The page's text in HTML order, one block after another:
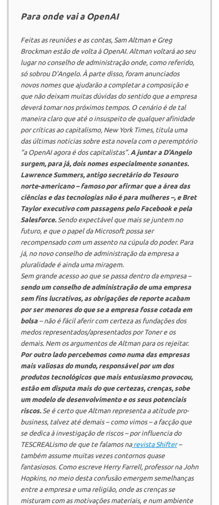
Para onde vai a OpenAI
Feitas as reuniões e as contas, Sam Altman e Greg
Brockman estão de volta àOpenAI. Altman voltará ao seu
lugar no conselho de administração onde, como referido,
só sobrou D’Angelo. À parte disso, foram anunciados
novos nomes que ajudarão a completar a composição e
que não deixam muitas dúvidas do sentido que a empresa
deverá tomar nos próximos tempos. O cenário é de tal
maneira claro que até o insuspeito de qualquer afinidade
por críticas ao capitalismo, New York Times, titula uma
das últimas notícias sobre esta novela com o peremptório
“aOpenAIagora é dos capitalistas”. A juntar a D’Angelo
surgem, para já, dois nomes especialmente sonantes.
Lawrence Summers, antigo secretário do Tesouro
norte-americano – famoso por afirmar que a área das
ciências e das tecnologias não é para mulheres –, e Bret
Taylor executivo com passagens peloFacebooke pela
Salesforce.Sendo expectável que mais se juntem no
futuro, e que o papel daMicrosoftpossa ser
recompensado com um assento na cúpula do poder. Para
já, no novo conselho de administração da empresa a
pluralidade é ainda uma miragem.
Sem grande acesso ao que se passa dentro da empresa –
sendo um conselho de administração de uma empresa
sem fins lucrativos, as obrigações de reporte acabam
por ser menores do que se a empresa fosse cotada em
bolsa – não é fácil aferir com certeza as fundações dos
medos representados/apresentados por Toner e os
demais. Nem os argumentos de Altman para os rejeitar.
Por outro lado percebemos como numa das empresas
mais valiosas do mundo, responsável por um dos
produtos tecnológicos que mais entusiasmo provocou,
estão em disputa mais do que certezas, crenças, sobe
um modelo de desenvolvimento e os seus potenciais
riscos.Se é certo que Altman representa a atitudepro-
business, talvez até demais – como vimos – a facção que
se dedica à investigação de riscos – por influencia do
TESCREALismo de que te falamos narevistaShifter–
também assume muitas vezes contornos quase
fantasiosos. Como escreve Herry Farrell, professor na John
Hopkins, no meio desta confusão emergem semelhanças
entre a empresa e uma religião, onde as crenças se
misturam com as motivações materiais, e num ambiente